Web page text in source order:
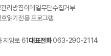
리방침이메일무단수집거부
읽기전용 프로그램
암로 61 대표전화063-290-2114